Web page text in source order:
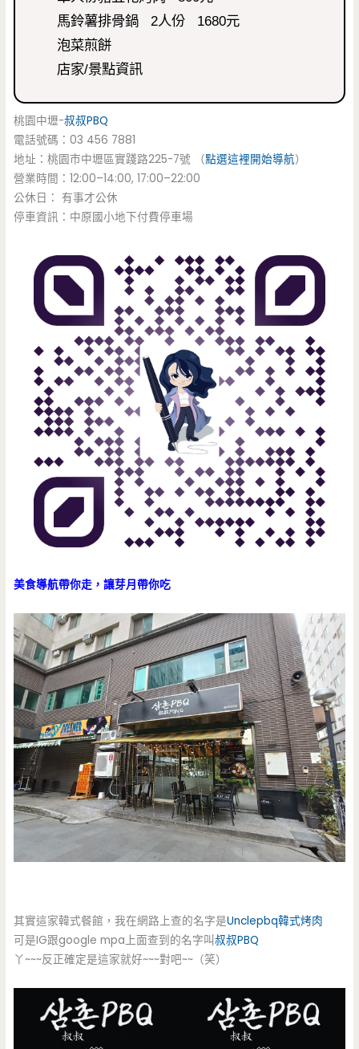
馬鈴薯排骨鍋 2人份 1680元
泡菜煎餅
店家/景點資訊
桃園中壢-叔叔PBQ
電話號碼：03 456 7881
地址：桃園市中壢區實踐路225-7號 （點選這裡開始導航）
營業時間：12:00–14:00, 17:00–22:00
公休日： 有事才公休
停車資訊：中原國小地下付費停車場
美食導航帶你走，讓芽月帶你吃
其實這家韓式餐館，我在網路上查的名字是Unclepbq韓式烤肉
可是IG跟google mpa上面查到的名字叫叔叔PBQ
丫~~~反正確定是這家就好~~~對吧~~（笑）